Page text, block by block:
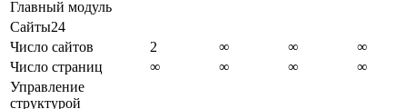
Главный модуль
Сайты24
Число сайтов
2 ∞ ∞
∞
Число страниц
∞ ∞ ∞
∞
Управление
структурой